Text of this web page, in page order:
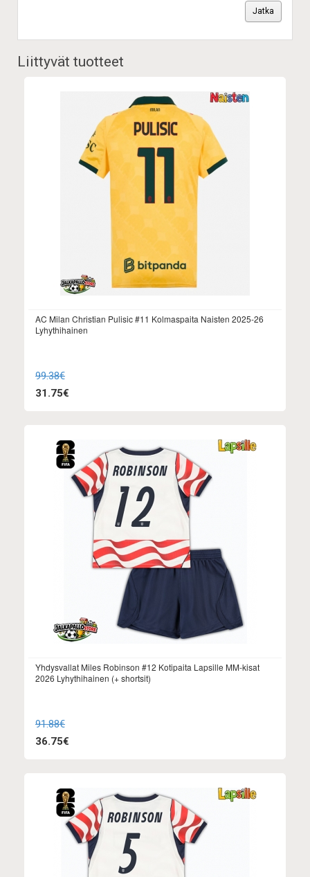
Jatka
Liittyvät tuotteet
AC Milan Christian Pulisic #11 Kolmaspaita Naisten 2025-26
Lyhythihainen
99.38€
31.75€
Yhdysvallat Miles Robinson #12 Kotipaita Lapsille MM-kisat
2026 Lyhythihainen (+ shortsit)
91.88€
36.75€